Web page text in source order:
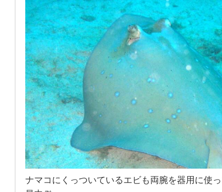
ナマコにくっついているエビも両腕を器用に使